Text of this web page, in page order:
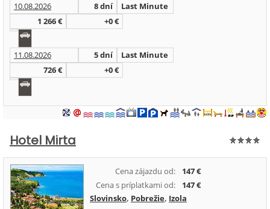
10.08.2026 8 dní
Last Minute
1 266 €
+0 €
11.08.2026 5 dní
Last Minute
726 €
+0 €
Hotel Mirta
Cena zájazdu od:
147 €
Cena s príplatkami od:
147 €
Slovinsko, Pobrežie, Izola